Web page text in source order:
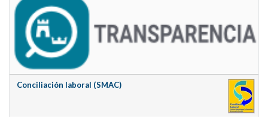
Conciliación laboral (SMAC)